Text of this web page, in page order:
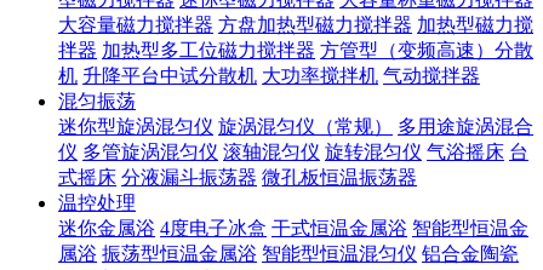
大容量磁力搅拌器 方盘加热型磁力搅拌器 加热型磁力搅
拌器 加热型多工位磁力搅拌器 方管型（变频高速）分散
机 升降平台中试分散机 大功率搅拌机 气动搅拌器
混匀振荡
迷你型旋涡混匀仪 旋涡混匀仪（常规）
多用途旋涡混合
仪 多管旋涡混匀仪 滚轴混匀仪 旋转混匀仪 气浴摇床 台
式摇床 分液漏斗振荡器 微孔板恒温振荡器
温控处理
迷你金属浴 4度电子冰盒 干式恒温金属浴 智能型恒温金
属浴 振荡型恒温金属浴 智能型恒温混匀仪 铝合金陶瓷